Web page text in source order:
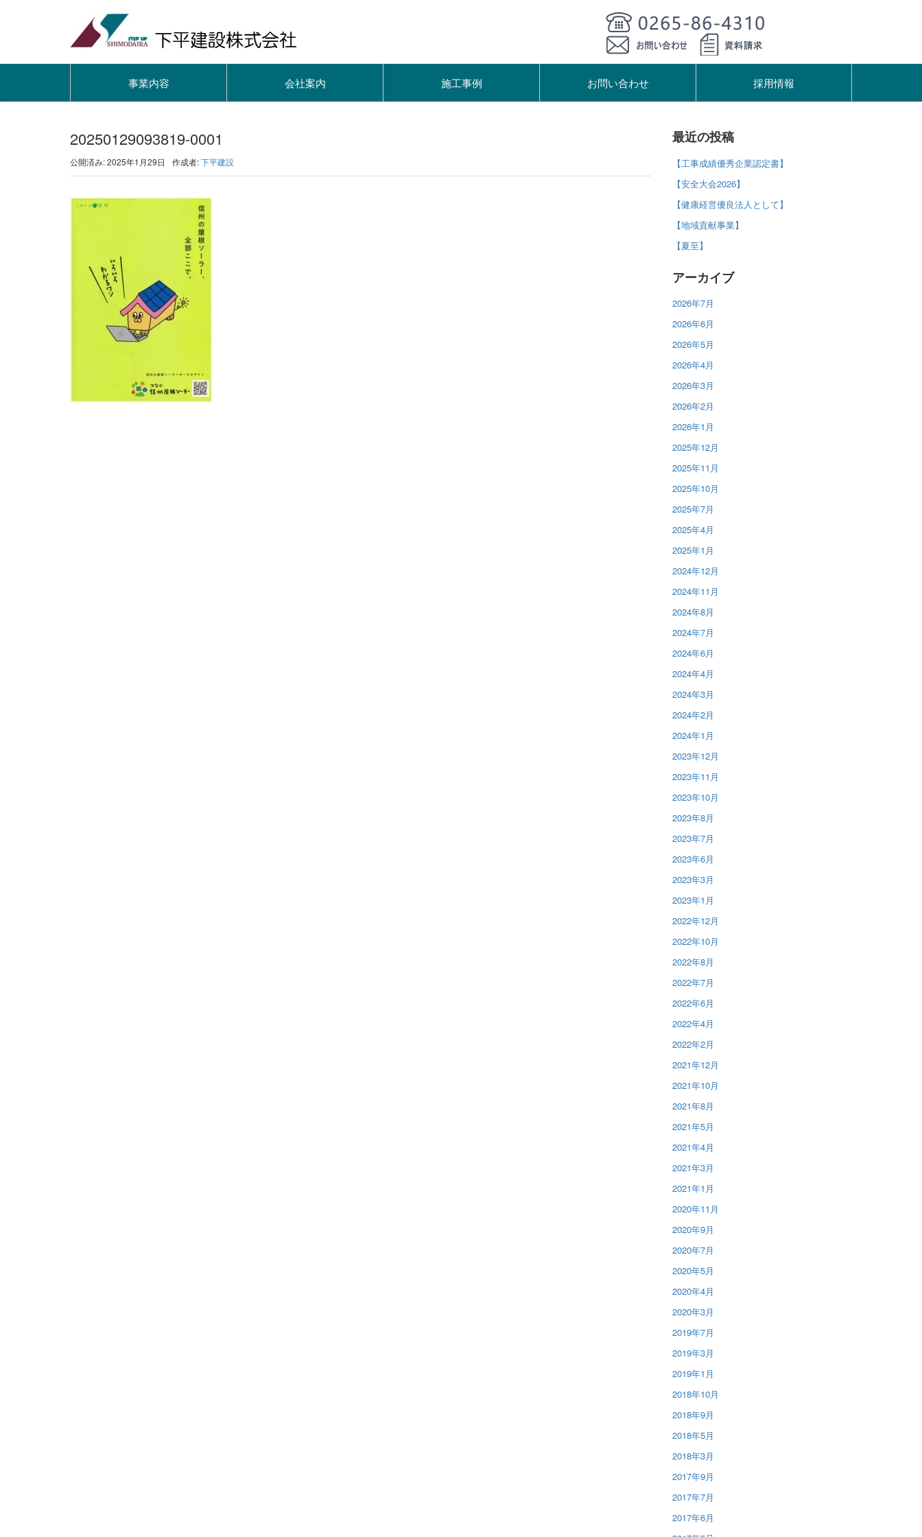
事業内容 会社案内 施工事例 お問い合わせ 採用情報
20250129093819-0001
公開済み: 2025年1月29日 作成者:下平建設
最近の投稿
【工事成績優秀企業認定書】
【安全大会2026】
【健康経営優良法人として】
【地域貢献事業】
【夏至】
アーカイブ
2026年7月
2026年6月
2026年5月
2026年4月
2026年3月
2026年2月
2026年1月
2025年12月
2025年11月
2025年10月
2025年7月
2025年4月
2025年1月
2024年12月
2024年11月
2024年8月
2024年7月
2024年6月
2024年4月
2024年3月
2024年2月
2024年1月
2023年12月
2023年11月
2023年10月
2023年8月
2023年7月
2023年6月
2023年3月
2023年1月
2022年12月
2022年10月
2022年8月
2022年7月
2022年6月
2022年4月
2022年2月
2021年12月
2021年10月
2021年8月
2021年5月
2021年4月
2021年3月
2021年1月
2020年11月
2020年9月
2020年7月
2020年5月
2020年4月
2020年3月
2019年7月
2019年3月
2019年1月
2018年10月
2018年9月
2018年5月
2018年3月
2017年9月
2017年7月
2017年6月